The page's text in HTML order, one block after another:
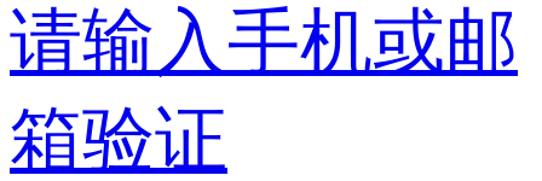
请输入手机或邮
箱验证